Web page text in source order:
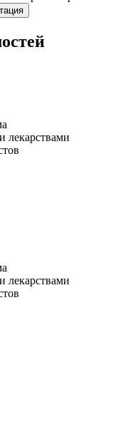
лекарствами
лекарствами